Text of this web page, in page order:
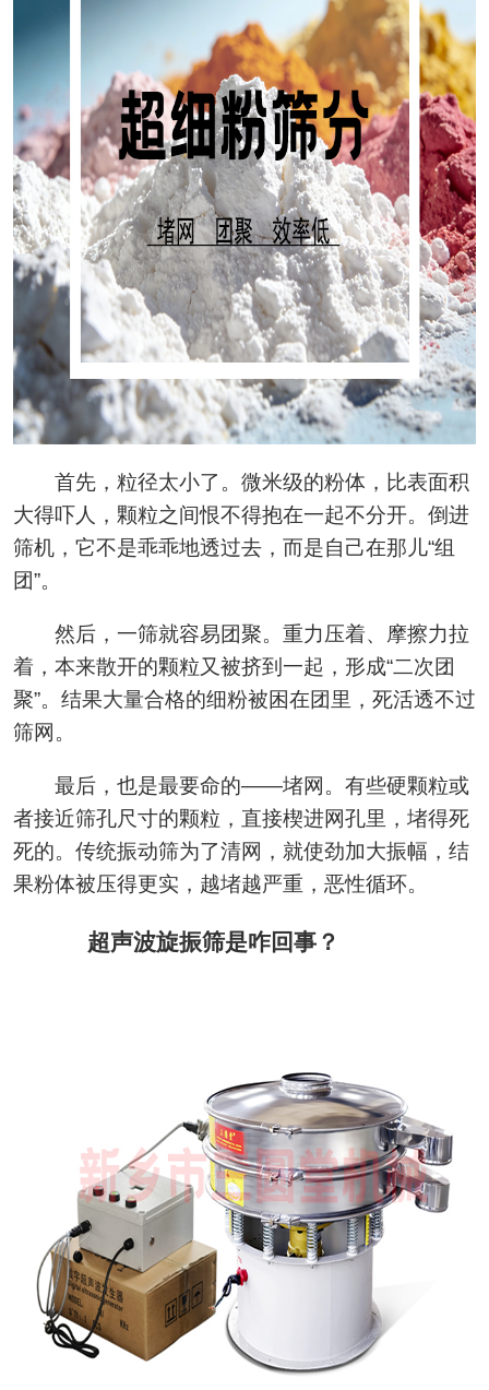
首先，粒径太小了。微米级的粉体，比表面积
大得吓人，颗粒之间恨不得抱在一起不分开。倒进
筛机，它不是乖乖地透过去，而是自己在那儿“组
团”。
然后，一筛就容易团聚。重力压着、摩擦力拉
着，本来散开的颗粒又被挤到一起，形成“二次团
聚”。结果大量合格的细粉被困在团里，死活透不过
筛网。
最后，也是最要命的——堵网。有些硬颗粒或
者接近筛孔尺寸的颗粒，直接楔进网孔里，堵得死
死的。传统振动筛为了清网，就使劲加大振幅，结
果粉体被压得更实，越堵越严重，恶性循环。
超声波旋振筛是咋回事？